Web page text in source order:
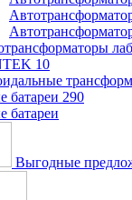
10
батареи 290
батареи
Выгодные